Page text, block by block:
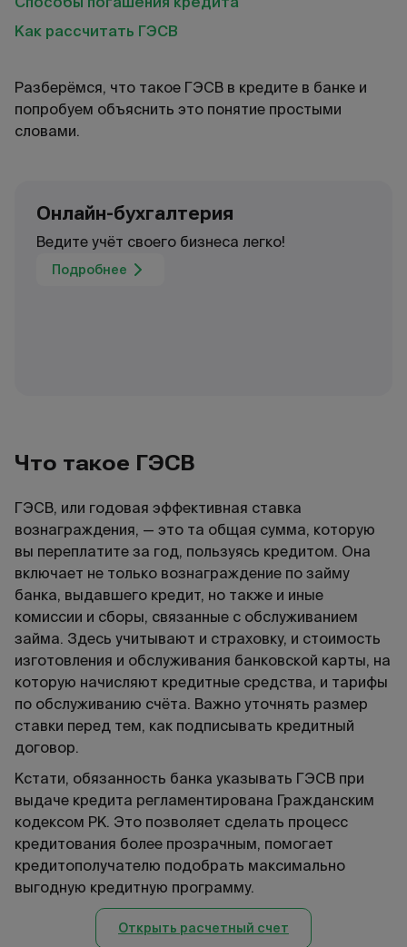
Как рассчитать ГЭСВ
Разберёмся, что такое ГЭСВ в кредите в банке и
попробуем объяснить это понятие простыми
словами.
Онлайн-бухгалтерия
Ведите учёт своего бизнеса легко!
Подробнее
Что такое ГЭСВ
ГЭСВ, или годовая эффективная ставка
вознаграждения, — это та общая сумма, которую
вы переплатите за год, пользуясь кредитом. Она
включает не только вознаграждение по займу
банка, выдавшего кредит, но также и иные
комиссии и сборы, связанные с обслуживанием
займа. Здесь учитывают и страховку, и стоимость
изготовления и обслуживания банковской карты, на
которую начисляют кредитные средства, и тарифы
по обслуживанию счёта. Важно уточнять размер
ставки перед тем, как подписывать кредитный
договор.
Кстати, обязанность банка указывать ГЭСВ при
выдаче кредита регламентирована Гражданским
кодексом РК. Это позволяет сделать процесс
кредитования более прозрачным, помогает
кредитополучателю подобрать максимально
выгодную кредитную программу.
Открыть расчетный счет